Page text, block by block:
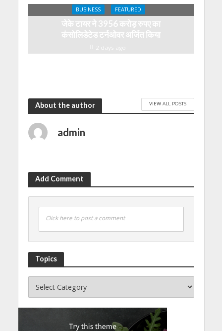
BUSINESS FEATURED
जेके टायर ने 3956 करोड़ रुपए का
कंसोलिडेटेड टर्नओवर अर्जित किया
2 days ago
About the author VIEW ALL POSTS
admin
Add Comment
Click here to post a comment
Topics